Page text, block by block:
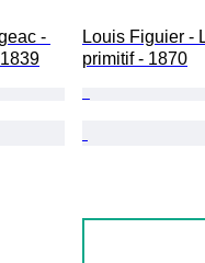
-
Louis Figuier -
primitif - 1870